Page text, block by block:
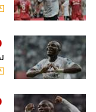
آسيا
ركن الألعاب
Gamers